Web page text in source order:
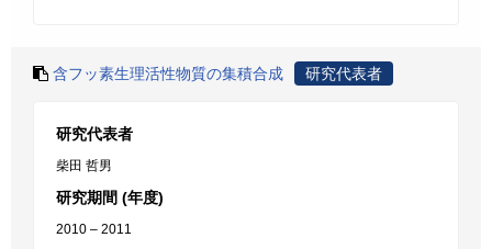
含フッ素生理活性物質の集積合成 研究代表者
研究代表者
柴田 哲男
研究期間 (年度)
2010 – 2011